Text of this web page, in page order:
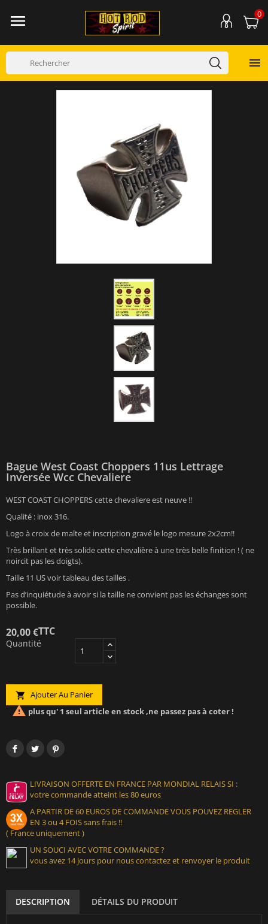
 0

Bague West Coast Choppers 11us Lettrage
Inversée Wcc Chevaliere
WEST COAST CHOPPERS cette chevaliere est neuve !!
Qualité : inox 316.
Logo à croix de malte et inscription gravé le logo mesure 2x2cm!!
Très brillant et très solide cette chevalière à une très belle finition ! ( ne
noircit pas les doigts).
Taille 11 US voir tableau des tailles .
Pas d’inquiétude à avoir si la taille ne convient pas les échanges sont
possible.
20,00 €TTC
Quantité
 Ajouter Au Panier
 plus qu' 1 seul article en stock ,ne passez pas à coter !
LIVRAISON OFFERTE EN FRANCE PAR MONDIAL RELAIS SI :
votre commande atteint les 80 euros
A PARTIR DE 60 EUROS DE COMMANDE VOUS POUVEZ REGLER
EN 3 ou 4 FOIS sans frais !!
( France uniquement )
UN SOUCI AVEC VOTRE COMMANDE ?
vous avez 14 jours pour nous contactez et renvoyer le produit
DESCRIPTION DÉTAILS DU PRODUIT